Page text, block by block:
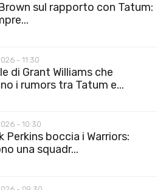
sul rapporto con Tatum:
- 11:30
di Grant Williams che
i rumors tra Tatum e...
- 10:30
Perkins boccia i Warriors:
una squadr...